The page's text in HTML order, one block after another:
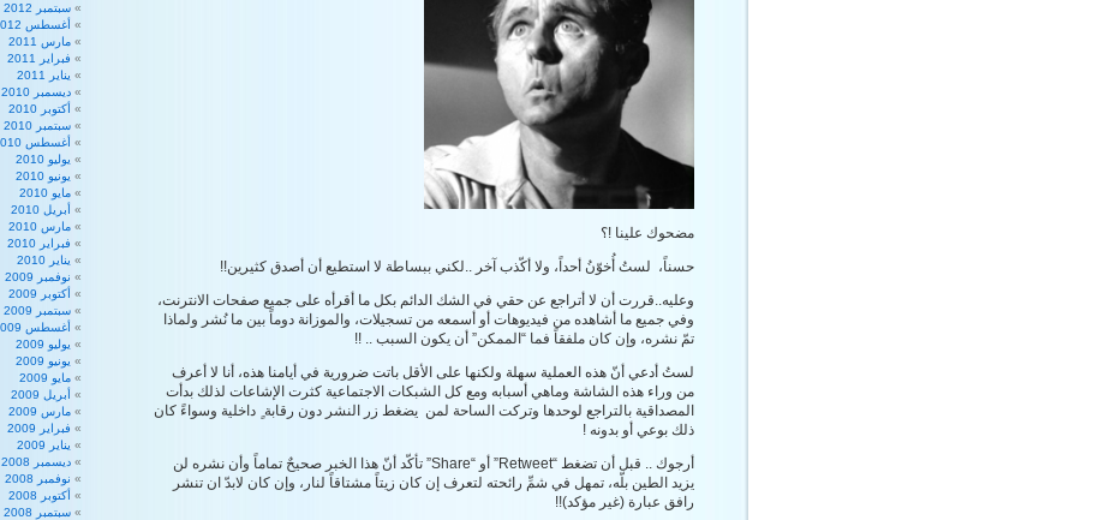
مضحوك علينا !؟
حسناً، لستُ أُخوّنُ أحداً، ولا أكّذب آخر ..لكني ببساطة لا استطيع أن أصدق كثيرين!!
وعليه..قررت أن لا أتراجع عن حقي في الشك الدائم بكل ما أقرأه على جميع صفحات الانترنت،
وفي جميع ما أشاهده من فيديوهات أو أسمعه من تسجيلات، والموزانة دوماً بين ما نُشر ولماذا
تمّ نشره، وإن كان ملفقاً فما “الممكن” أن يكون السبب .. !!
لستُ أدعي أنّ هذه العملية سهلة ولكنها على الأقل باتت ضرورية في أيامنا هذه، أنا لا أعرف
من وراء هذه الشاشة وماهي أسبابه ومع كل الشبكات الاجتماعية كثرت الإشاعات لذلك بدأت
المصداقية بالتراجع لوحدها وتركت الساحة لمن يضغط زر النشر دون رقابة ٍ داخلية وسواءً كان
ذلك بوعي أو بدونه !
أرجوك .. قبل أن تضغط “Retweet” أو “Share” تأكّد أنّ هذا الخبر صحيحٌ تماماً وأن نشره لن
يزيد الطين بلّه، تمهل في شمِّ رائحته لتعرف إن كان زيتاً مشتاقاً لنار، وإن كان لابدّ ان تنشر
رافق عبارة (غير مؤكد)!!
سبتمبر 2012
أغسطس 2012
مارس 2011
فبراير 2011
يناير 2011
ديسمبر 2010
أكتوبر 2010
سبتمبر 2010
أغسطس 2010
يوليو 2010
يونيو 2010
مايو 2010
أبريل 2010
مارس 2010
فبراير 2010
يناير 2010
نوفمبر 2009
أكتوبر 2009
سبتمبر 2009
أغسطس 2009
يوليو 2009
يونيو 2009
مايو 2009
أبريل 2009
مارس 2009
فبراير 2009
يناير 2009
ديسمبر 2008
نوفمبر 2008
أكتوبر 2008
سبتمبر 2008